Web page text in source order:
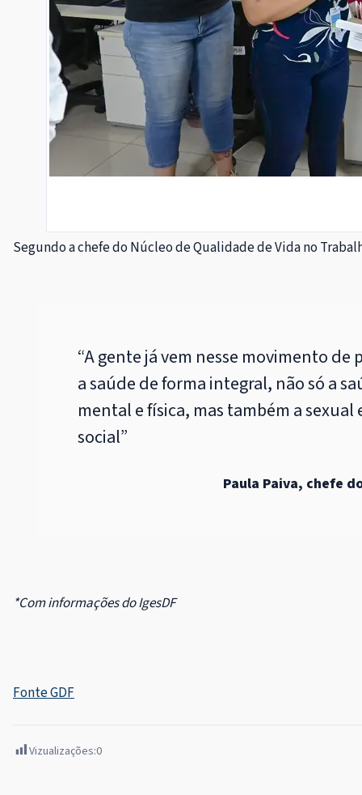
Segundo a chefe do Núcleo de Qualidade de Vida no
“A gente já vem nesse movimento de
a saúde de forma integral, não só a
mental e física, mas também a sexual
social”
Paula Paiva, chefe
*Com informações do IgesDF
Fonte GDF
Vizualizações:0